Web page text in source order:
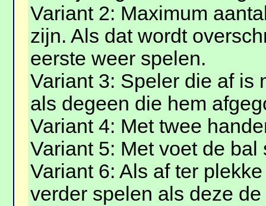
Variant 2: Maximum
zijn. Als dat wordt
eerste weer spelen.
Variant 3: Speler die af is
als degeen die hem
Variant 4: Met twee
Variant 5: Met voet de bal
Variant 6: Als af ter
verder spelen als deze